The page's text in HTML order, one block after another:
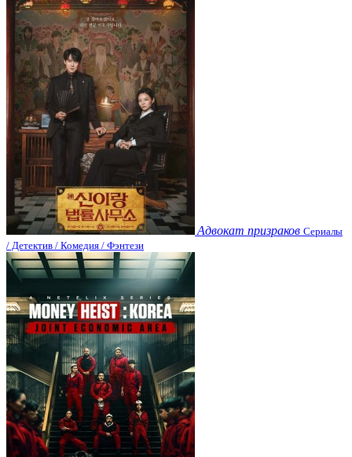
Адвокат призраков Сериалы
/ Детектив / Комедия / Фэнтези